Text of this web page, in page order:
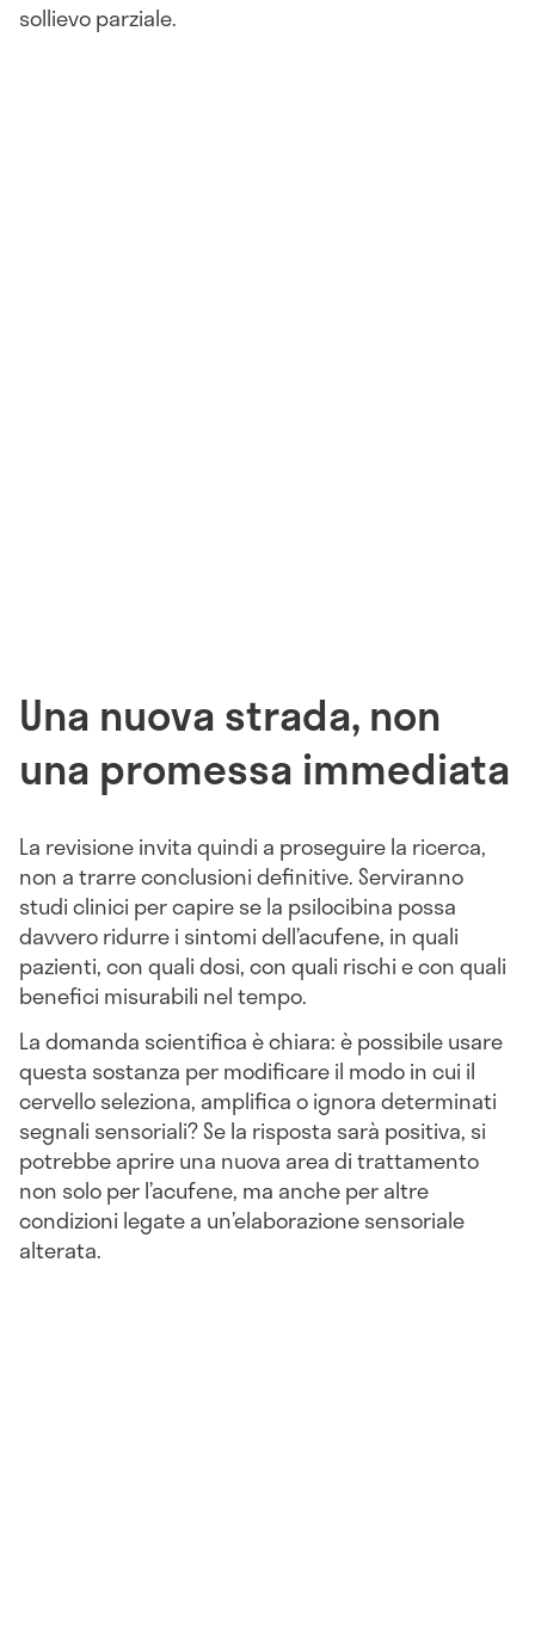
sollievo parziale.
Una nuova strada, non
una promessa immediata
La revisione invita quindi a proseguire la ricerca,
non a trarre conclusioni definitive. Serviranno
studi clinici per capire se la psilocibina possa
davvero ridurre i sintomi dell’acufene, in quali
pazienti, con quali dosi, con quali rischi e con quali
benefici misurabili nel tempo.
La domanda scientifica è chiara: è possibile usare
questa sostanza per modificare il modo in cui il
cervello seleziona, amplifica o ignora determinati
segnali sensoriali? Se la risposta sarà positiva, si
potrebbe aprire una nuova area di trattamento
non solo per l’acufene, ma anche per altre
condizioni legate a un’elaborazione sensoriale
alterata.